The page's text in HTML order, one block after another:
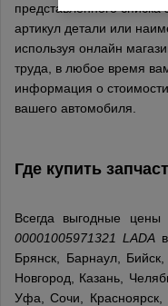
представленного списка
артикул детали или
используя онлайн
труда, в любое время
информация о стоимости
вашего автомобиля.
Где купить
Всегда выгодные цены
00001005971321 LADA
Брянск, Барнаул,
Новгород, Казань,
Уфа, Сочи, Красноярск,